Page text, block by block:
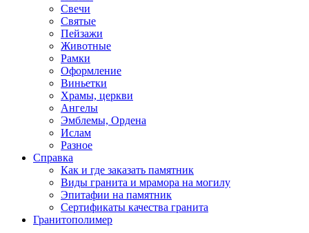
Свечи
Святые
Пейзажи
Животные
Рамки
Оформление
Виньетки
Храмы, церкви
Ангелы
Эмблемы, Ордена
Ислам
Разное
Справка
Как и где заказать памятник
Виды гранита и мрамора на могилу
Эпитафии на памятник
Сертификаты качества гранита
Гранитополимер